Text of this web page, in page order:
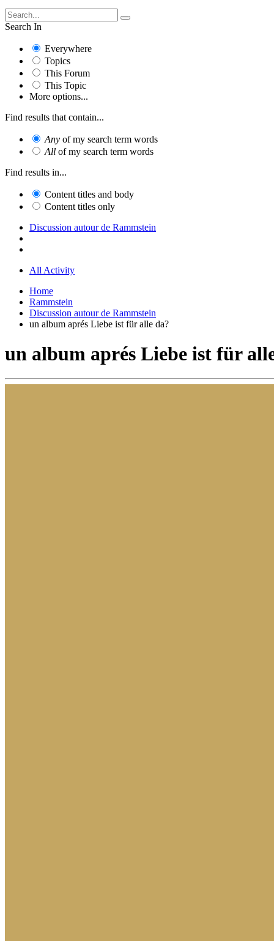
Search In
Everywhere
Topics
This Forum
This Topic
More options...
Find results that contain...
Any of my search term words
All of my search term words
Find results in...
Content titles and body
Content titles only
Discussion autour de Rammstein
All Activity
Home
Rammstein
Discussion autour de Rammstein
un album aprés Liebe ist für alle da?
un album aprés Liebe ist für